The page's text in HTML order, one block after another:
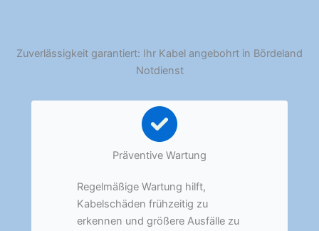
Zuverlässigkeit garantiert: Ihr Kabel angebohrt in Bördeland
Notdienst
Präventive Wartung
Regelmäßige Wartung hilft,
Kabelschäden frühzeitig zu
erkennen und größere Ausfälle zu